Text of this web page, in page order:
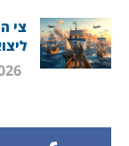
צי